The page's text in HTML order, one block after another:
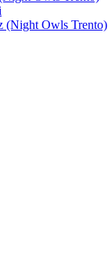
(Night Owls Trento)